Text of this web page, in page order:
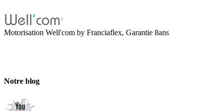
Motorisation Well'com by Franciaflex, Garantie 8ans
Notre blog